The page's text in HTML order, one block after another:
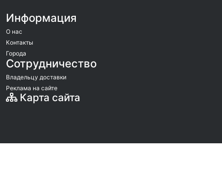
Информация
О нас
Контакты
Города
Сотрудничество
Владельцу доставки
Реклама на сайте
Карта сайта